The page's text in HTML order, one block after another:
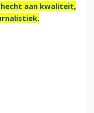
hecht aan kwaliteit,